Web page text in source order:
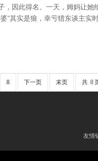
因此得名。一天，姆妈让
”其实是狼，幸亏猎东谈主
8 下一页 末页 共 8
友情